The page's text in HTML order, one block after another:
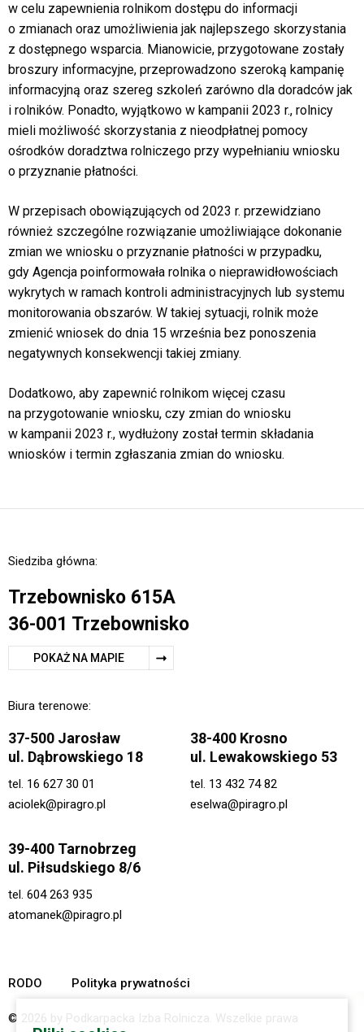
w celu zapewnienia rolnikom dostępu do informacji
o zmianach oraz umożliwienia jak najlepszego skorzystania
z dostępnego wsparcia. Mianowicie, przygotowane zostały
broszury informacyjne, przeprowadzono szeroką kampanię
informacyjną oraz szereg szkoleń zarówno dla doradców jak
i rolników. Ponadto, wyjątkowo w kampanii 2023 r., rolnicy
mieli możliwość skorzystania z nieodpłatnej pomocy
ośrodków doradztwa rolniczego przy wypełnianiu wniosku
o przyznanie płatności.
W przepisach obowiązujących od 2023 r. przewidziano
również szczególne rozwiązanie umożliwiające dokonanie
zmian we wniosku o przyznanie płatności w przypadku,
gdy Agencja poinformowała rolnika o nieprawidłowościach
wykrytych w ramach kontroli administracyjnych lub systemu
monitorowania obszarów. W takiej sytuacji, rolnik może
zmienić wniosek do dnia 15 września bez ponoszenia
negatywnych konsekwencji takiej zmiany.
Dodatkowo, aby zapewnić rolnikom więcej czasu
na przygotowanie wniosku, czy zmian do wniosku
w kampanii 2023 r., wydłużony został termin składania
wniosków i termin zgłaszania zmian do wniosku.
Siedziba główna:
Trzebownisko 615A
36-001 Trzebownisko
POKAŻ NA MAPIE
Biura terenowe:
37-500 Jarosław
ul. Dąbrowskiego 18
tel. 16 627 30 01
aciolek@piragro.pl
38-400 Krosno
ul. Lewakowskiego 53
tel. 13 432 74 82
eselwa@piragro.pl
39-400 Tarnobrzeg
ul. Piłsudskiego 8/6
tel. 604 263 935
atomanek@piragro.pl
RODO Polityka prywatności
© 2026 by Podkarpacka Izba Rolnicza. Wszelkie prawa